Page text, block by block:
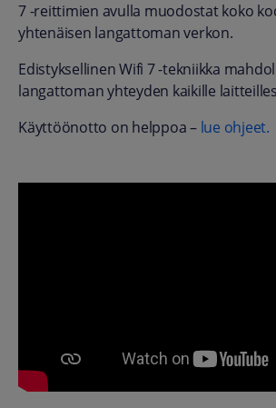
7 -reittimien avulla muodostat koko
yhtenäisen langattoman verkon.
Edistyksellinen Wifi 7 -tekniikka
langattoman yhteyden kaikille
Käyttöönotto on helppoa – lue ohjeet.